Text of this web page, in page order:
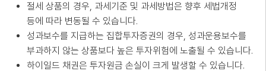
절세 상품의 경우, 과세기준 및 과세방법은 향후 세법개정
등에 따라 변동될 수 있습니다.
성과보수를 지급하는 집합투자증권의 경우, 성과운용보수를
부과하지 않는 상품보다 높은 투자위험에 노출될 수 있습니다.
하이일드 채권은 투자원금 손실이 크게 발생할 수 있습니다.